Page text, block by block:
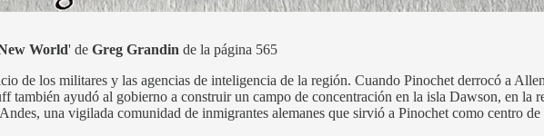
World' de Greg Grandin de la página 565
de los militares y las agencias de inteligencia de la región. Cuando Pinochet derrocó a
ayudó al gobierno a construir un campo de concentración en la isla Dawson, en la
una vigilada comunidad de inmigrantes alemanes que sirvió a Pinochet como centro de